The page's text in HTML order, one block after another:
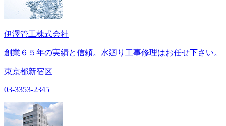
伊澤管工株式会社
創業６５年の実績と信頼。水廻り工事修理はお任せ下さい。
東京都新宿区
03-3353-2345